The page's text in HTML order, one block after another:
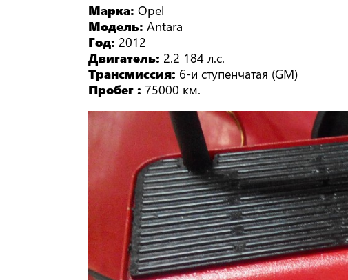
Марка:Opel
Модель:Antara
Год: 2012
Двигатель: 2.2 184 л.с.
Трансмиссия: 6-и ступенчатая (GM)
Пробег :75000 км.